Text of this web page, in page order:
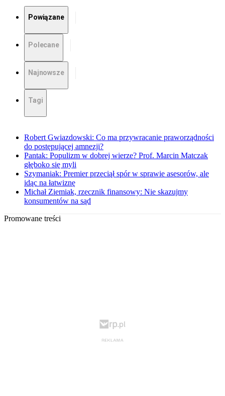
Powiązane
Polecane
Najnowsze
Tagi
Robert Gwiazdowski: Co ma przywracanie praworządności
do postępującej amnezji?
Pantak: Populizm w dobrej wierze? Prof. Marcin Matczak
głęboko się myli
Szymaniak: Premier przeciął spór w sprawie asesorów, ale
idąc na łatwiznę
Michał Ziemiak, rzecznik finansowy: Nie skazujmy
konsumentów na sąd
Promowane treści